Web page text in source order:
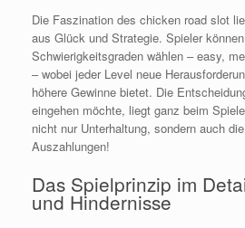
Die Faszination des chicken road slot
aus Glück und Strategie. Spieler
Schwierigkeitsgraden wählen – easy,
– wobei jeder Level neue
höhere Gewinne bietet. Die
eingehen möchte, liegt ganz beim
nicht nur Unterhaltung, sondern auch
Auszahlungen!
Das Spielprinzip im
und Hindernisse